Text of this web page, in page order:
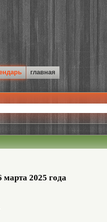
главная
марта 2025 года